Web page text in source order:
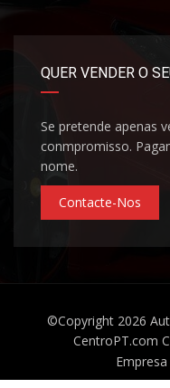
QUER VENDER O
Se pretende apenas
conmpromisso.
nome.
Contacte-Nos
©Copyright 2026
CentroPT.com
Empresa